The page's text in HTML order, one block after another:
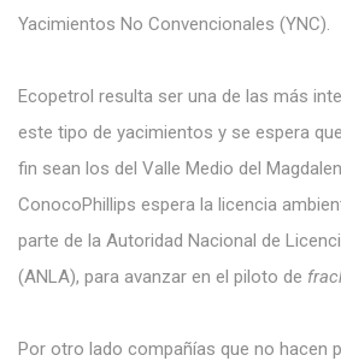
Yacimientos No Convencionales (YNC).
Ecopetrol resulta ser una de las más
este tipo de yacimientos y se espera
fin sean los del Valle Medio del
ConocoPhillips espera la licencia
parte de la Autoridad Nacional de
(ANLA), para avanzar en el piloto de
Por otro lado compañías que no hacen